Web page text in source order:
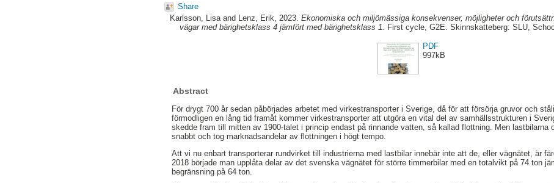
Share
Karlsson, Lisaand Lenz, Erik, 2023. Ekonomiska och miljömässiga konsekvenser, möjligheter och
vägar med bärighetsklass 4 jämfört med bärighetsklass 1. First cycle, G2E. Skinnskatteberg: SLU,
PDF
997kB
Abstract
För drygt 700 år sedan påbörjades arbetet med virkestransporter i Sverige, då för att försörja gruvor och
förmodligen en lång tid framåt kommer virkestransporter att utgöra en vital del av samhällsstrukturen i
skedde fram till mitten av 1900-talet i princip endast på rinnande vatten, så kallad flottning. Men lastbilarna
snabbt och tog marknadsandelar av flottningen i högt tempo.
Att vi nu enbart transporterar rundvirket till industrierna med lastbilar innebär inte att de, eller vägnätet, är
2018 började man upplåta delar av det svenska vägnätet för större timmerbilar med en totalvikt på 74 ton
begränsning på 64 ton.